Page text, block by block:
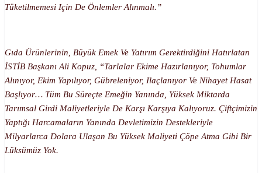
Tüketilmemesi Için De Önlemler Alınmalı.”
Gıda Ürünlerinin, Büyük Emek Ve Yatırım Gerektirdiğini Hatırlatan
İSTİB Başkanı Ali Kopuz, “Tarlalar Ekime Hazırlanıyor, Tohumlar
Alınıyor, Ekim Yapılıyor, Gübreleniyor, Ilaçlanıyor Ve Nihayet Hasat
Başlıyor… Tüm Bu Süreçte Emeğin Yanında, Yüksek Miktarda
Tarımsal Girdi Maliyetleriyle De Karşı Karşıya Kalıyoruz. Çiftçimizin
Yaptığı Harcamaların Yanında Devletimizin Destekleriyle
Milyarlarca Dolara Ulaşan Bu Yüksek Maliyeti Çöpe Atma Gibi Bir
Lüksümüz Yok.